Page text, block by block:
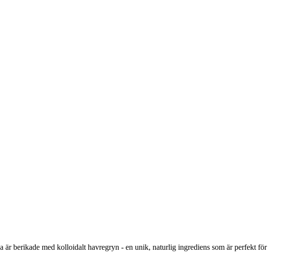
är berikade med kolloidalt havregryn - en unik, naturlig ingrediens som är perfekt för